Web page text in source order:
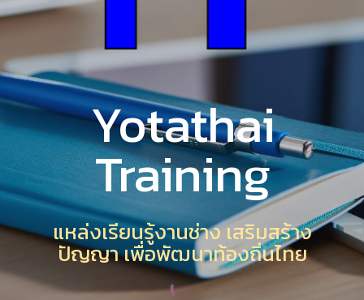
Yotathai
Training
แหล่งเรียนรู้งานช่าง เสริมสร้าง
ปัญญา เพื่อพัฒนาท้องถิ่นไทย